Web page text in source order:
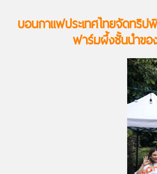
บอนกาแฟประเทศไทยจัดทริป
ฟาร์มผึ้งชั้นนำขอ